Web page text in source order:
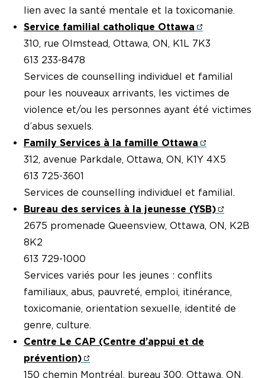
lien avec la santé mentale et la toxicomanie.
Service familial catholique Ottawa
310, rue Olmstead, Ottawa, ON, K1L 7K3
613 233-8478
Services de counselling individuel et familial
pour les nouveaux arrivants, les victimes de
violence et/ou les personnes ayant été victimes
d’abus sexuels.
Family Services à la famille Ottawa
312, avenue Parkdale, Ottawa, ON, K1Y 4X5
613 725-3601
Services de counselling individuel et familial.
Bureau des services à la jeunesse (YSB)
2675 promenade Queensview, Ottawa, ON, K2B
8K2
613 729-1000
Services variés pour les jeunes : conflits
familiaux, abus, pauvreté, emploi, itinérance,
toxicomanie, orientation sexuelle, identité de
genre, culture.
Centre Le CAP (Centre d’appui et de
prévention)
150 chemin Montréal, bureau 300, Ottawa, ON,